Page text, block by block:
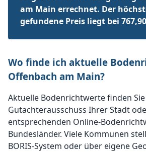
am Main errechnet. Der
gefundene Preis liegt bei
Wo finde ich aktuelle
Offenbach am Main?
Aktuelle Bodenrichtwerte finden
Gutachterausschuss Ihrer Stadt
entsprechenden Online-
Bundesländer. Viele Kommunen
BORIS-System oder über eigene